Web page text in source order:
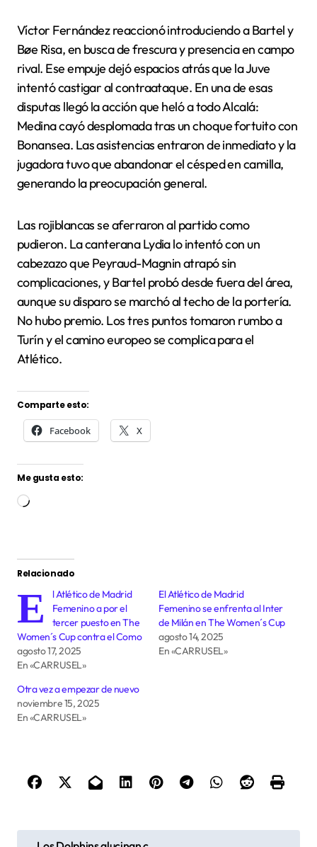
Víctor Fernández reaccionó introduciendo a Bartel y
Bøe Risa, en busca de frescura y presencia en campo
rival. Ese empuje dejó espacios atrás que la Juve
intentó castigar al contraataque. En una de esas
disputas llegó la acción que heló a todo Alcalá:
Medina cayó desplomada tras un choque fortuito con
Bonansea. Las asistencias entraron de inmediato y la
jugadora tuvo que abandonar el césped en camilla,
generando la preocupación general.
Las rojiblancas se aferraron al partido como
pudieron. La canterana Lydia lo intentó con un
cabezazo que Peyraud-Magnin atrapó sin
complicaciones, y Bartel probó desde fuera del área,
aunque su disparo se marchó al techo de la portería.
No hubo premio. Los tres puntos tomaron rumbo a
Turín y el camino europeo se complica para el
Atlético.
Comparte esto:
Facebook X
Me gusta esto:
Cargando...
Relacionado
E
l Atlético de Madrid
Femenino a por el
tercer puesto en The
Women´s Cup contra el Como
agosto 17, 2025
En «CARRUSEL»
El Atlético de Madrid
Femenino se enfrenta al Inter
de Milán en The Women´s Cup
agosto 14, 2025
En «CARRUSEL»
Otra vez a empezar de nuevo
noviembre 15, 2025
En «CARRUSEL»